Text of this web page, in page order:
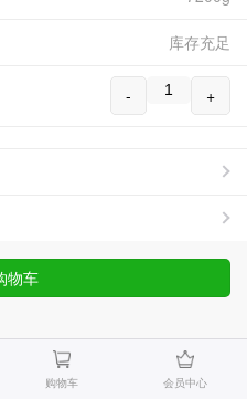
库存充足
+
-
物车
购物车 会员中心